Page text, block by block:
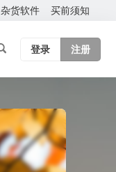
杂货软件 买前须知
登录 注册